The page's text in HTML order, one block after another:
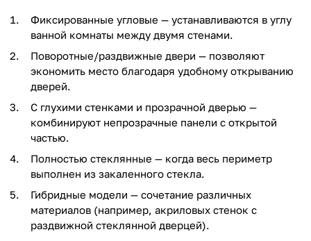
Фиксированные угловые — устанавливаются в углу
ванной комнаты между двумя стенами.
Поворотные/раздвижные двери — позволяют
экономить место благодаря удобному открыванию
дверей.
С глухими стенками и прозрачной дверью —
комбинируют непрозрачные панели с открытой
частью.
Полностью стеклянные — когда весь периметр
выполнен из закаленного стекла.
Гибридные модели — сочетание различных
материалов (например, акриловых стенок с
раздвижной стеклянной дверцей).